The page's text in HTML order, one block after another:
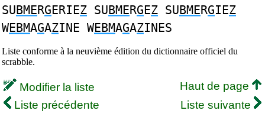
SUBMERGERIEZ SUBMERGEZ SUBMERGIEZ
WEBMAGAZINE WEBMAGAZINES
Liste conforme à la neuvième édition du dictionnaire officiel du
scrabble.
Modifier la liste
Haut de page
Liste précédente
Liste suivante